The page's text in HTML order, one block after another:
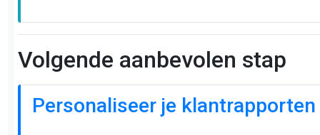
Volgende aanbevolen stap
Personaliseer je klantrapporten